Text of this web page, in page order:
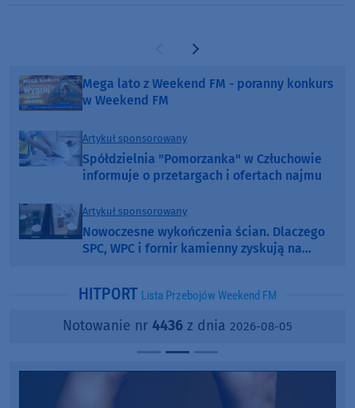
Poprzednia strona
Następna strona
Mega lato z Weekend FM - poranny konkurs
w Weekend FM
Artykuł sponsorowany
Spółdzielnia "Pomorzanka" w Człuchowie
informuje o przetargach i ofertach najmu
Artykuł sponsorowany
Nowoczesne wykończenia ścian. Dlaczego
SPC, WPC i fornir kamienny zyskują na
HITPORT Lista Przebojów Weekend FM
Notowanie nr 4436 z dnia 2026-08-05